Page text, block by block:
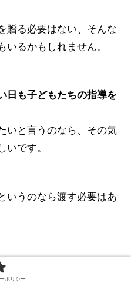
贈る必要はない、そんな
るかもしれません。
日も子どもたちの指導を
いと言うのなら、その気
いです。
いうのなら渡す必要はあ
は、部活の引退の日、卒
生も部員から花束、色紙
ポリシー